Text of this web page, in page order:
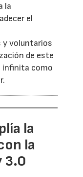
la
el
y voluntarios
de este
infinita como
la
la
3.0